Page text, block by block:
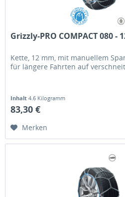
Grizzly-PRO COMPACT 080 -
Kette, 12 mm, mit manuellem
für längere Fahrten auf
Inhalt4.6 Kilogramm
83,30 €
Merken